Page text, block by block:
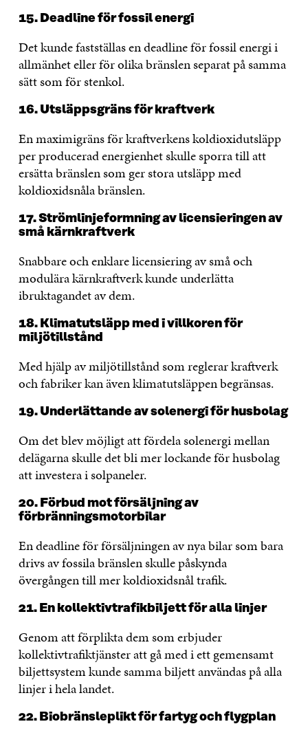
15. Deadline för fossil energi
Det kunde fastställas en deadline för fossil energi i
allmänhet eller för olika bränslen separat på samma
sätt som för stenkol.
16. Utsläppsgräns för kraftverk
En maximigräns för kraftverkens koldioxidutsläpp
per producerad energienhet skulle sporra till att
ersätta bränslen som ger stora utsläpp med
koldioxidsnåla bränslen.
17. Strömlinjeformning av licensieringen av
små kärnkraftverk
Snabbare och enklare licensiering av små och
modulära kärnkraftverk kunde underlätta
ibruktagandet av dem.
18. Klimatutsläpp med i villkoren för
miljötillstånd
Med hjälp av miljötillstånd som reglerar kraftverk
och fabriker kan även klimatutsläppen begränsas.
19. Underlättande av solenergi för husbolag
Om det blev möjligt att fördela solenergi mellan
delägarna skulle det bli mer lockande för husbolag
att investera i solpaneler.
20. Förbud mot försäljning av
förbränningsmotorbilar
En deadline för försäljningen av nya bilar som bara
drivs av fossila bränslen skulle påskynda
övergången till mer koldioxidsnål trafik.
21. En kollektivtrafikbiljett för alla linjer
Genom att förplikta dem som erbjuder
kollektivtrafiktjänster att gå med i ett gemensamt
biljettsystem kunde samma biljett användas på alla
linjer i hela landet.
22. Biobränsleplikt för fartyg och flygplan